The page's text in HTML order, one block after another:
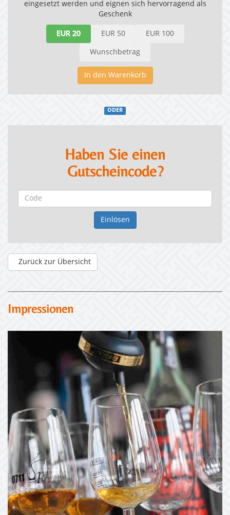
eingesetzt werden und eignen sich hervorragend als
Geschenk
EUR 20 EUR 50 EUR 100
Wunschbetrag
In den Warenkorb
ODER
Haben Sie einen
Gutscheincode?
Zurück zur Übersicht
Impressionen